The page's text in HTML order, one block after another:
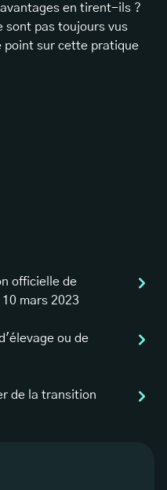
en tirent-ils ?
sont pas toujours vus
point sur cette pratique
officielle de
mars 2023
ou de
de la transition